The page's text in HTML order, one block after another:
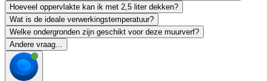
Hoeveel oppervlakte kan ik met 2,5 liter dekken?
Wat is de ideale verwerkingstemperatuur?
Welke ondergronden zijn geschikt voor deze muurverf?
Andere vraag...